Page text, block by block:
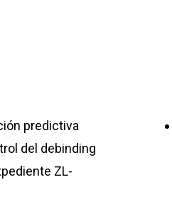
predictiva
del debinding
ZL-